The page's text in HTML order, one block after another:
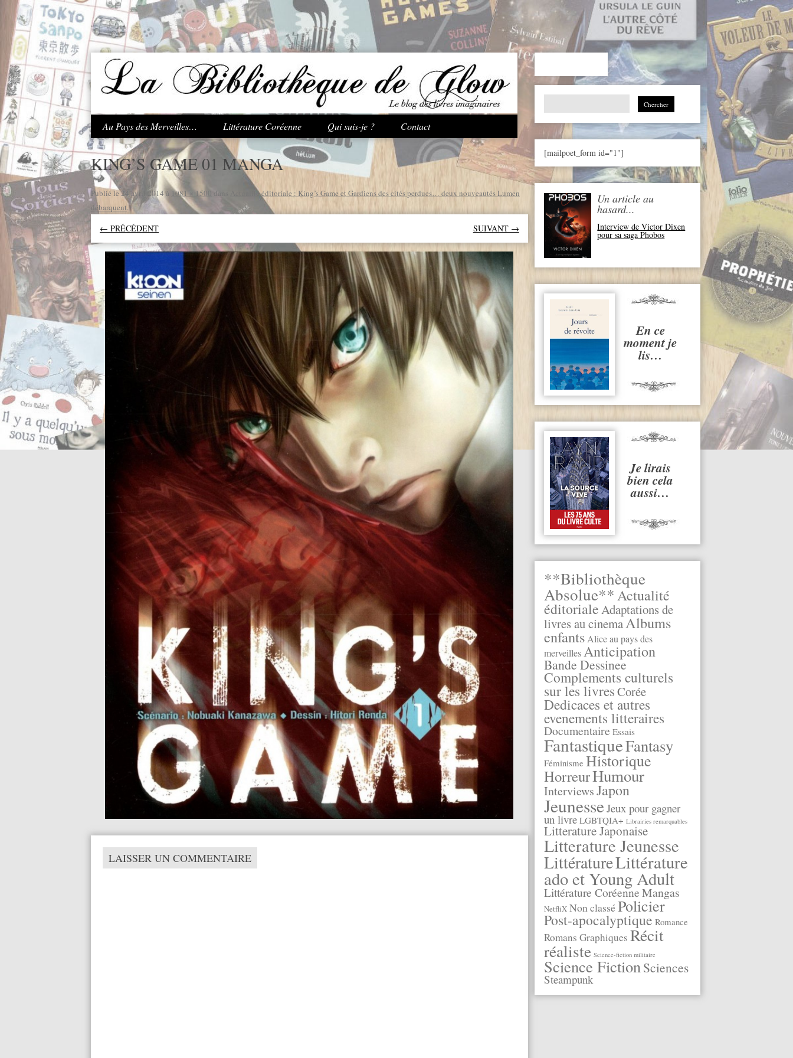
.
Aller au contenu principal
Au Pays des Merveilles… Littérature Coréenne Qui suis-je ? Contact
Search
[mailpoet_form id="1"]
Un article au
hasard...
Interview de Victor Dixen
pour sa saga Phobos
En ce
moment je
lis…
Je lirais
bien cela
aussi…
**Bibliothèque
Absolue**Actualité
éditorialeAdaptations de
livres au cinemaAlbums
enfantsAlice au pays des
merveillesAnticipation
Bande Dessinee
Complements culturels
sur les livresCorée
Dedicaces et autres
evenements litteraires
Documentaire Essais
FantastiqueFantasy
Féminisme Historique
HorreurHumour
InterviewsJapon
JeunesseJeux pour gagner
un livre LGBTQIA+ Librairies remarquables
Litterature Japonaise
Litterature Jeunesse
LittératureLittérature
ado et Young Adult
Littérature Coréenne Mangas
NetfliX Non classéPolicier
Post-apocalyptique Romance
Romans Graphiques Récit
réaliste Science-fiction militaire
Science FictionSciences
Steampunk
KING’S GAME 01 MANGA
Publié le24 avril 2014à 1081 × 1500 dans
Actualité éditoriale : King’s Game et Gardiens des cités perdues… deux nouveautés Lumen
débarquent.
← PRÉCÉDENT SUIVANT →
LAISSER UN COMMENTAIRE